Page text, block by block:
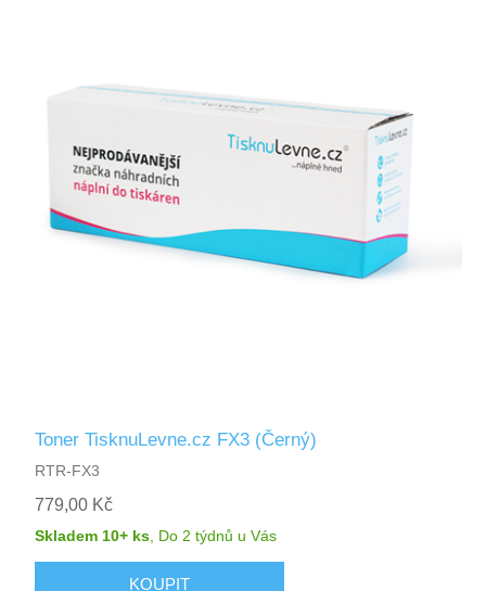
Toner TisknuLevne.cz FX3 (Černý)
RTR-FX3
779,00 Kč
Skladem 10+ ks, Do 2 týdnů u Vás